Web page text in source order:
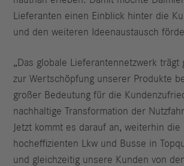
Lieferanten einen Einblick hinter die
und den weiteren Ideenaustausch
„Das globale Lieferantennetzwerk trägt
zur Wertschöpfung unserer Produkte
großer Bedeutung für die
nachhaltige Transformation der
Jetzt kommt es darauf an, weiterhin
hocheffizienten Lkw und Busse in
und gleichzeitig unsere Kunden von